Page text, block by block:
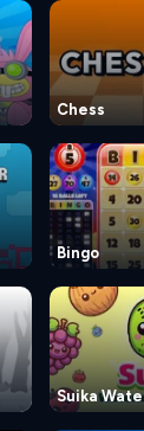
Chess
Bingo
Suika